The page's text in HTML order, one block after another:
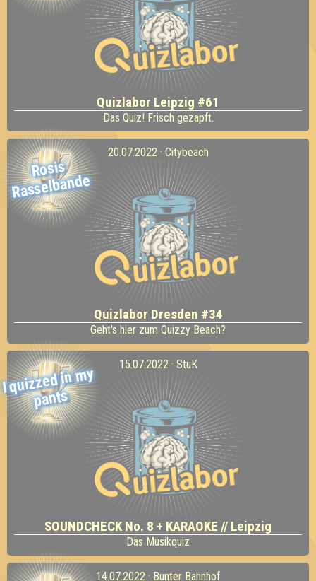
Quizlabor Leipzig #61
Das Quiz! Frisch gezapft.
Rosis
Rasselbande
20.07.2022 · Citybeach
Quizlabor Dresden #34
Geht's hier zum Quizzy Beach?
I quizzed in
my
pants
15.07.2022 · StuK
SOUNDCHECK No. 8 + KARAOKE // Leipzig
Das Musikquiz
14.07.2022 · Bunter Bahnhof